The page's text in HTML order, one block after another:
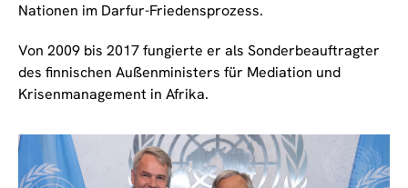
Nationen im Darfur-Friedensprozess.
Von 2009 bis 2017 fungierte er als Sonderbeauftragter
des finnischen Außenministers für Mediation und
Krisenmanagement in Afrika.